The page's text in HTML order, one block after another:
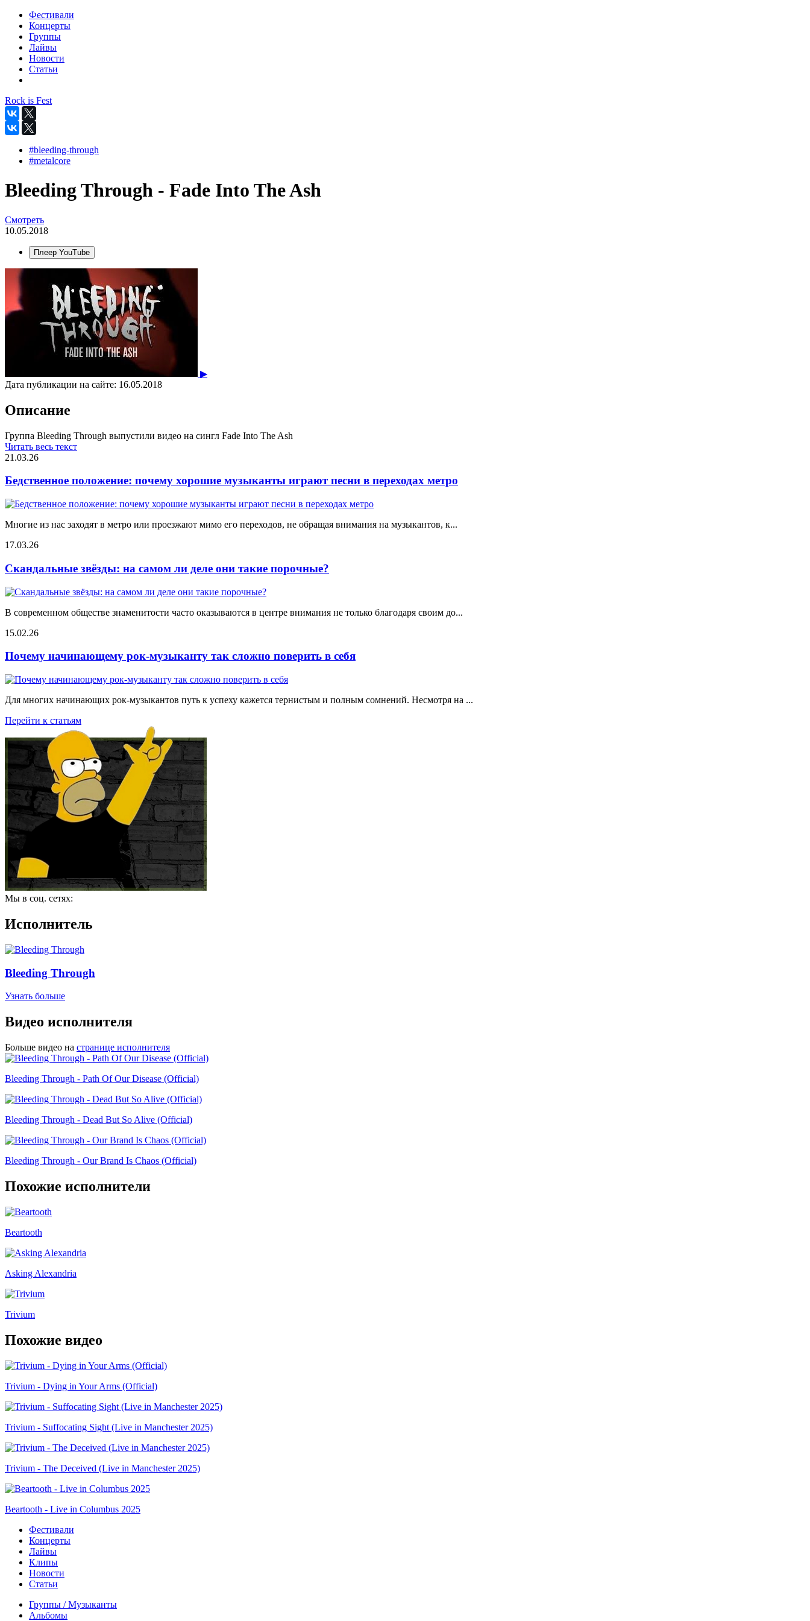
Фестивали
Концерты
Группы
Лайвы
Новости
Статьи
Rock is Fest
#bleeding-through
#metalcore
Bleeding Through - Fade Into The Ash
Смотреть
10.05.2018
Плеер YouTube
▶
Дата публикации на сайте: 16.05.2018
Описание
Группа Bleeding Through выпустили видео на сингл Fade Into The Ash
Читать весь текст
21.03.26
Бедственное положение: почему хорошие музыканты играют песни в переходах метро
Многие из нас заходят в метро или проезжают мимо его переходов, не обращая внимания на музыкантов, к...
17.03.26
Скандальные звёзды: на самом ли деле они такие порочные?
В современном обществе знаменитости часто оказываются в центре внимания не только благодаря своим до...
15.02.26
Почему начинающему рок-музыканту так сложно поверить в себя
Для многих начинающих рок-музыкантов путь к успеху кажется тернистым и полным сомнений. Несмотря на ...
Перейти к статьям
Мы в соц. сетях:
Исполнитель
Bleeding Through
Узнать больше
Видео исполнителя
Больше видео на странице исполнителя
Bleeding Through - Path Of Our Disease (Official)
Bleeding Through - Dead But So Alive (Official)
Bleeding Through - Our Brand Is Chaos (Official)
Похожие исполнители
Beartooth
Asking Alexandria
Trivium
Похожие видео
Trivium - Dying in Your Arms (Official)
Trivium - Suffocating Sight (Live in Manchester 2025)
Trivium - The Deceived (Live in Manchester 2025)
Beartooth - Live in Columbus 2025
Фестивали
Концерты
Лайвы
Клипы
Новости
Статьи
Группы / Музыканты
Альбомы